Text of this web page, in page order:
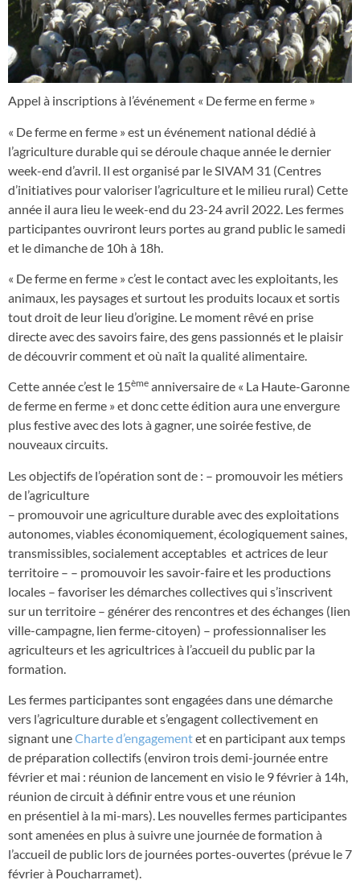
Appel à inscriptions à l’événement « De ferme en ferme »
« De ferme en ferme » est un événement national dédié à
l’agriculture durable qui se déroule chaque année le dernier
week-end d’avril. Il est organisé par le SIVAM 31 (Centres
d’initiatives pour valoriser l’agriculture et le milieu rural) Cette
année il aura lieu le week-end du 23-24 avril 2022. Les fermes
participantes ouvriront leurs portes au grand public le samedi
et le dimanche de 10h à 18h.
« De ferme en ferme » c’est le contact avec les exploitants, les
animaux, les paysages et surtout les produits locaux et sortis
tout droit de leur lieu d’origine. Le moment rêvé en prise
directe avec des savoirs faire, des gens passionnés et le plaisir
de découvrir comment et où naît la qualité alimentaire.
Cette année c’est le 15ème anniversaire de « La Haute-Garonne
de ferme en ferme » et donc cette édition aura une envergure
plus festive avec des lots à gagner, une soirée festive, de
nouveaux circuits.
Les objectifs de l’opération sont de : – promouvoir les métiers
de l’agriculture
– promouvoir une agriculture durable avec des exploitations
autonomes, viables économiquement, écologiquement saines,
transmissibles, socialement acceptables et actrices de leur
territoire – – promouvoir les savoir-faire et les productions
locales – favoriser les démarches collectives qui s’inscrivent
sur un territoire – générer des rencontres et des échanges (lien
ville-campagne, lien ferme-citoyen) – professionnaliser les
agriculteurs et les agricultrices à l’accueil du public par la
formation.
Les fermes participantes sont engagées dans une démarche
vers l’agriculture durable et s’engagent collectivement en
signant uneCharte d’engagementet en participant aux temps
de préparation collectifs (environ trois demi-journée entre
février et mai : réunion de lancement en visio le 9 février à 14h,
réunion de circuit à définir entre vous et une réunion
en présentiel à la mi-mars). Les nouvelles fermes participantes
sont amenées en plus à suivre une journée de formation à
l’accueil de public lors de journées portes-ouvertes (prévue le 7
février à Poucharramet).